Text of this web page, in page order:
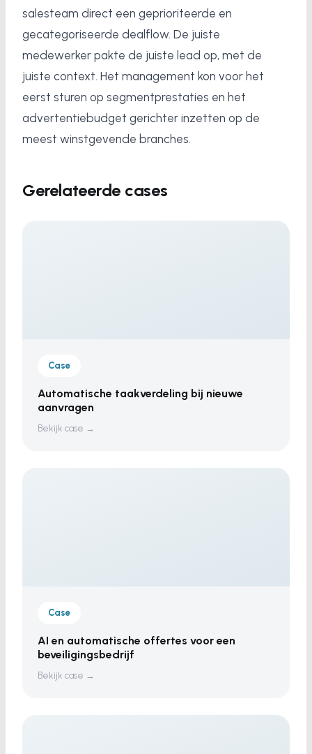
salesteam direct een geprioriteerde en
gecategoriseerde dealflow. De juiste
medewerker pakte de juiste lead op, met de
juiste context. Het management kon voor het
eerst sturen op segmentprestaties en het
advertentiebudget gerichter inzetten op de
meest winstgevende branches.
Gerelateerde cases
Case
Automatische taakverdeling bij nieuwe
aanvragen
Bekijk case →
Case
AI en automatische offertes voor een
beveiligingsbedrijf
Bekijk case →